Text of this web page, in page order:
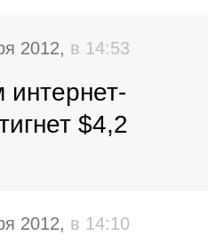
2012, в 14:53
интернет-
$4,2
2012, в 14:10